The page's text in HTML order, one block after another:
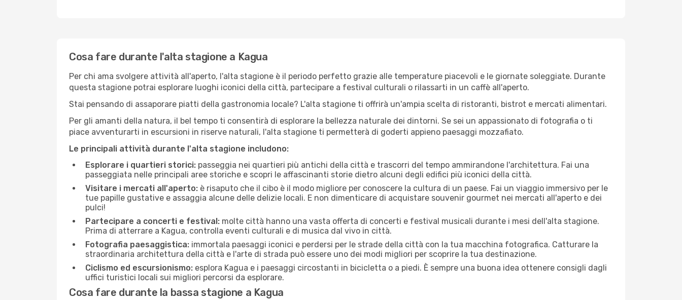
Cosa fare durante l'alta stagione a Kagua
Per chi ama svolgere attività all'aperto, l'alta stagione è il periodo perfetto grazie alle temperature piacevoli e le giornate soleggiate. Durante
questa stagione potrai esplorare luoghi iconici della città, partecipare a festival culturali o rilassarti in un caffè all'aperto.
Stai pensando di assaporare piatti della gastronomia locale? L'alta stagione ti offrirà un'ampia scelta di ristoranti, bistrot e mercati alimentari.
Per gli amanti della natura, il bel tempo ti consentirà di esplorare la bellezza naturale dei dintorni. Se sei un appassionato di fotografia o ti
piace avventurarti in escursioni in riserve naturali, l'alta stagione ti permetterà di goderti appieno paesaggi mozzafiato.
Le principali attività durante l'alta stagione includono:
Esplorare i quartieri storici: passeggia nei quartieri più antichi della città e trascorri del tempo ammirandone l'architettura. Fai una
passeggiata nelle principali aree storiche e scopri le affascinanti storie dietro alcuni degli edifici più iconici della città.
Visitare i mercati all'aperto: è risaputo che il cibo è il modo migliore per conoscere la cultura di un paese. Fai un viaggio immersivo per le
tue papille gustative e assaggia alcune delle delizie locali. E non dimenticare di acquistare souvenir gourmet nei mercati all'aperto e dei
pulci!
Partecipare a concerti e festival: molte città hanno una vasta offerta di concerti e festival musicali durante i mesi dell'alta stagione.
Prima di atterrare a Kagua, controlla eventi culturali e di musica dal vivo in città.
Fotografia paesaggistica: immortala paesaggi iconici e perdersi per le strade della città con la tua macchina fotografica. Catturare la
straordinaria architettura della città e l'arte di strada può essere uno dei modi migliori per scoprire la tua destinazione.
Ciclismo ed escursionismo: esplora Kagua e i paesaggi circostanti in bicicletta o a piedi. È sempre una buona idea ottenere consigli dagli
uffici turistici locali sui migliori percorsi da esplorare.
Cosa fare durante la bassa stagione a Kagua